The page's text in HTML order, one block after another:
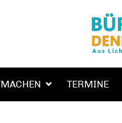
TERMINE